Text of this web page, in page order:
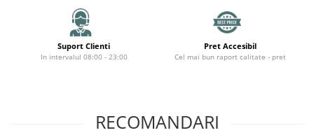
Organizatoare cabluri
Unelte & truse
Adezivi & pastă termoconductoare
Publicitate & elemente expo
Suport Clienti
In intervalul 08:00 - 23:00
Pret Accesibil
Cel mai bun raport calitate - pret
RECOMANDARI